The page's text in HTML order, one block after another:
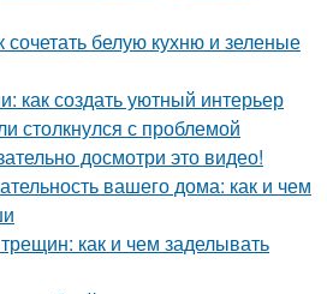
сочетать белую кухню и зеленые
как создать уютный интерьер
столкнулся с проблемой
досмотри это видео!
вашего дома: как и чем
как и чем заделывать